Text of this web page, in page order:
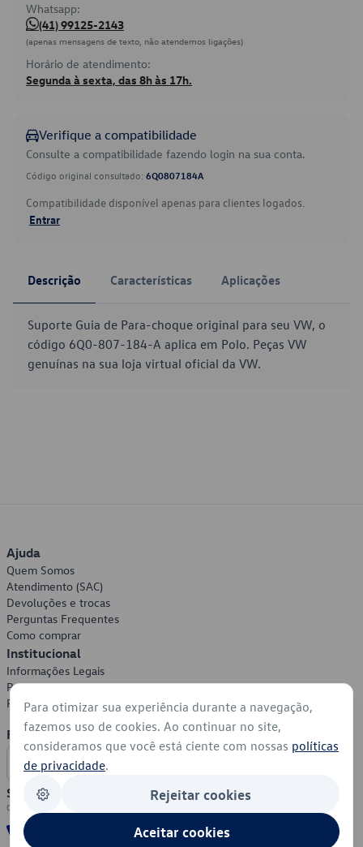
Whatsapp:
(41) 99125-2143
(apenas mensagens de texto, não atendemos ligações)
Horário de atendimento:
Segunda à sexta, das 8h às 17h.
Verifique a compatibilidade
Consulte a compatibilidade fazendo login na sua conta.
Código original consultado: 6Q0807184A
Compatibilidade disponível apenas para clientes logados.
Entrar
Descrição Características Aplicações
Suporte Guia de Para-choque original para seu VW, o
código 6Q0-807-184-A aplica em Polo. Peças VW
genuínas na sua loja virtual oficial da VW.
Ajuda
Quem Somos
Atendimento (SAC)
Devoluções e trocas
Perguntas Frequentes
Como comprar
Institucional
Informações Legais
Política de Privacidade
Política de Cookies
Formas de Pagamento
Segurança
Para otimizar sua experiência durante a navegação,
fazemos uso de cookies. Ao continuar no site,
consideramos que você está ciente com nossas políticas
de privacidade.
Rejeitar cookies
Aceitar cookies